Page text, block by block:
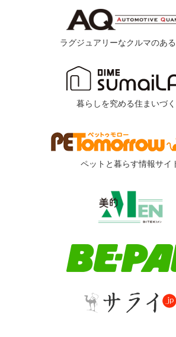
ラグジュアリーなクルマのあ
暮らしを究める住まいづく
ペットと暮らす情報サイ